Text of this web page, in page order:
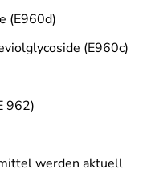
(E960d)
(E960c)
962)
werden aktuell